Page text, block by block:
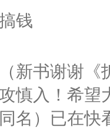
力——为你
钱
（新书谢谢
慎入！希望
同名）已在快